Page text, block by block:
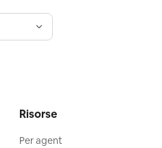
Risorse
Per agent